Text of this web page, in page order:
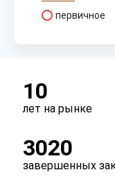
первичное
есть
10
лет на рынке
3020
завершенных